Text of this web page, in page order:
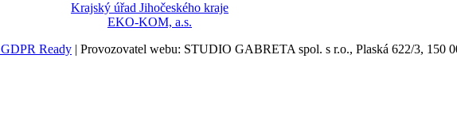
Krajský úřad Jihočeského kraje
EKO-KOM, a.s.
GDPR Ready | Provozovatel webu: STUDIO GABRETA spol. s r.o., Plaská 622/3, 150